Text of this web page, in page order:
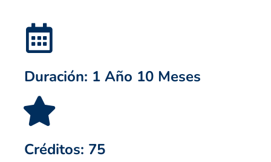
Duración: 1 Año 10 Meses
Créditos: 75